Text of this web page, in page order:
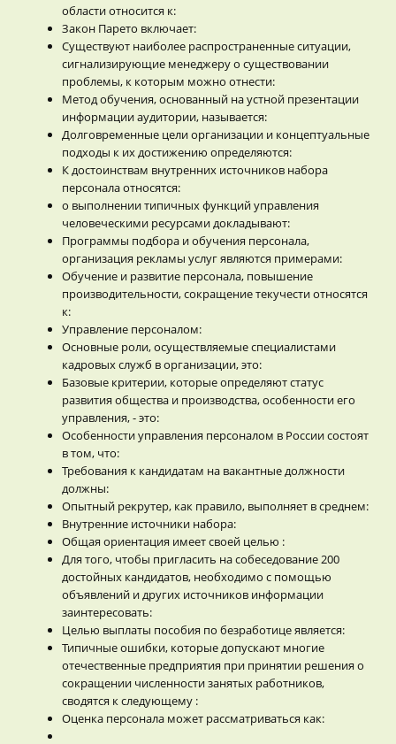
области относится к:
Закон Парето включает:
Существуют наиболее распространенные ситуации,
сигнализирующие менеджеру о существовании
проблемы, к которым можно отнести:
Метод обучения, основанный на устной презентации
информации аудитории, называется:
Долговременные цели организации и концептуальные
подходы к их достижению определяются:
К достоинствам внутренних источников набора
персонала относятся:
о выполнении типичных функций управления
человеческими ресурсами докладывают:
Программы подбора и обучения персонала,
организация рекламы услуг являются примерами:
Обучение и развитие персонала, повышение
производительности, сокращение текучести относятся
к:
Управление персоналом:
Основные роли, осуществляемые специалистами
кадровых служб в организации, это:
Базовые критерии, которые определяют статус
развития общества и производства, особенности его
управления, - это:
Особенности управления персоналом в России состоят
в том, что:
Требования к кандидатам на вакантные должности
должны:
Опытный рекрутер, как правило, выполняет в среднем:
Внутренние источники набора:
Общая ориентация имеет своей целью :
Для того, чтобы пригласить на собеседование 200
достойных кандидатов, необходимо с помощью
объявлений и других источников информации
заинтересовать:
Целью выплаты пособия по безработице является:
Типичные ошибки, которые допускают многие
отечественные предприятия при принятии решения о
сокращении численности занятых работников,
сводятся к следующему :
Оценка персонала может рассматриваться как: